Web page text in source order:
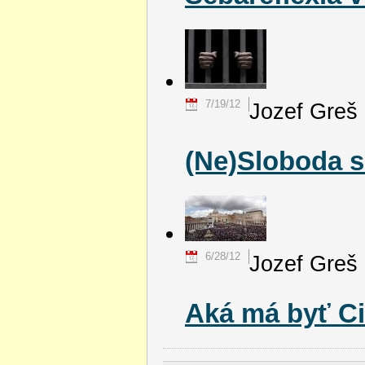
Jozef Greš
7/19/12
(Ne)Sloboda
Jozef Greš
6/28/12
Aká má byť